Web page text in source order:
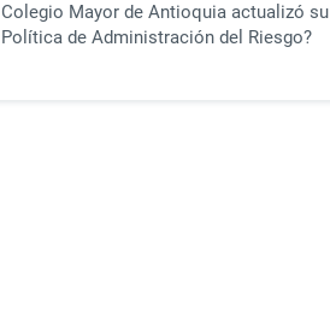
Colegio Mayor de Antioquia actualizó su
Política de Administración del Riesgo?